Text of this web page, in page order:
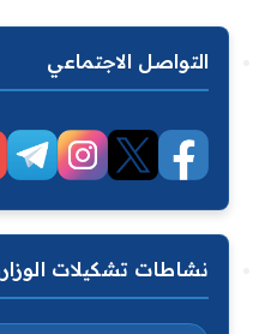
التواصل الاجتماعي
نشاطات تشكيلات